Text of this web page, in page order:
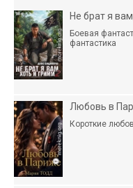
Не брат я
Боевая
фантастика
Любовь в
Короткие